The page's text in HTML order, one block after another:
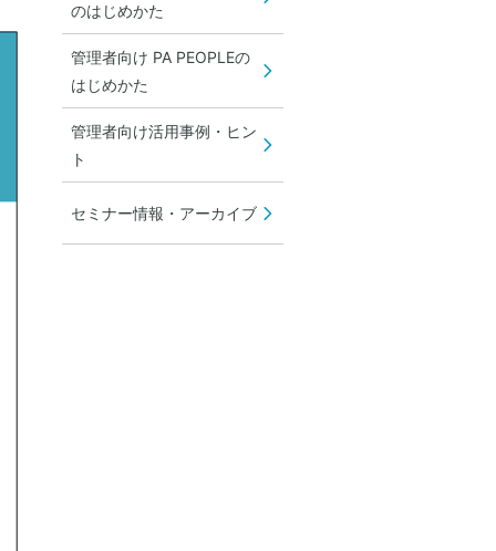
のはじめかた
管理者向け PA PEOPLEの
はじめかた
管理者向け活用事例・ヒン
ト
セミナー情報・アーカイブ